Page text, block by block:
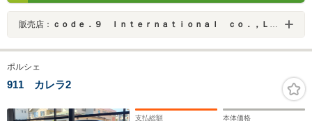
販売店： ｃｏｄｅ．９ Ｉｎｔｅｒｎａｔｉｏｎａｌ ｃｏ．，Ｌｔｄ．
ポルシェ
911 カレラ2
支払総額 本体価格